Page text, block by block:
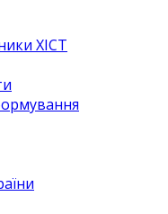
ХІСТ